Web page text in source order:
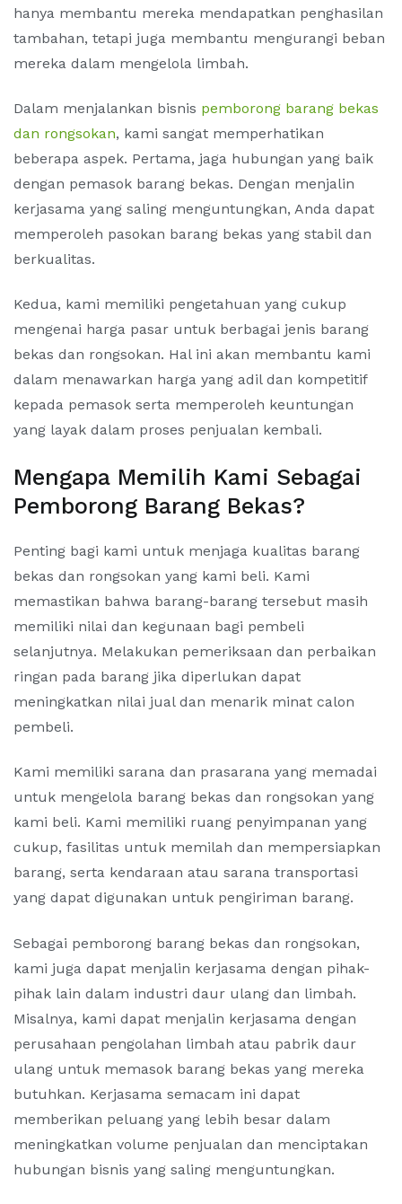
hanya membantu mereka mendapatkan penghasilan
tambahan, tetapi juga membantu mengurangi beban
mereka dalam mengelola limbah.
Dalam menjalankan bisnis pemborong barang bekas
dan rongsokan, kami sangat memperhatikan
beberapa aspek. Pertama, jaga hubungan yang baik
dengan pemasok barang bekas. Dengan menjalin
kerjasama yang saling menguntungkan, Anda dapat
memperoleh pasokan barang bekas yang stabil dan
berkualitas.
Kedua, kami memiliki pengetahuan yang cukup
mengenai harga pasar untuk berbagai jenis barang
bekas dan rongsokan. Hal ini akan membantu kami
dalam menawarkan harga yang adil dan kompetitif
kepada pemasok serta memperoleh keuntungan
yang layak dalam proses penjualan kembali.
Mengapa Memilih Kami Sebagai
Pemborong Barang Bekas?
Penting bagi kami untuk menjaga kualitas barang
bekas dan rongsokan yang kami beli. Kami
memastikan bahwa barang-barang tersebut masih
memiliki nilai dan kegunaan bagi pembeli
selanjutnya. Melakukan pemeriksaan dan perbaikan
ringan pada barang jika diperlukan dapat
meningkatkan nilai jual dan menarik minat calon
pembeli.
Kami memiliki sarana dan prasarana yang memadai
untuk mengelola barang bekas dan rongsokan yang
kami beli. Kami memiliki ruang penyimpanan yang
cukup, fasilitas untuk memilah dan mempersiapkan
barang, serta kendaraan atau sarana transportasi
yang dapat digunakan untuk pengiriman barang.
Sebagai pemborong barang bekas dan rongsokan,
kami juga dapat menjalin kerjasama dengan pihak-
pihak lain dalam industri daur ulang dan limbah.
Misalnya, kami dapat menjalin kerjasama dengan
perusahaan pengolahan limbah atau pabrik daur
ulang untuk memasok barang bekas yang mereka
butuhkan. Kerjasama semacam ini dapat
memberikan peluang yang lebih besar dalam
meningkatkan volume penjualan dan menciptakan
hubungan bisnis yang saling menguntungkan.